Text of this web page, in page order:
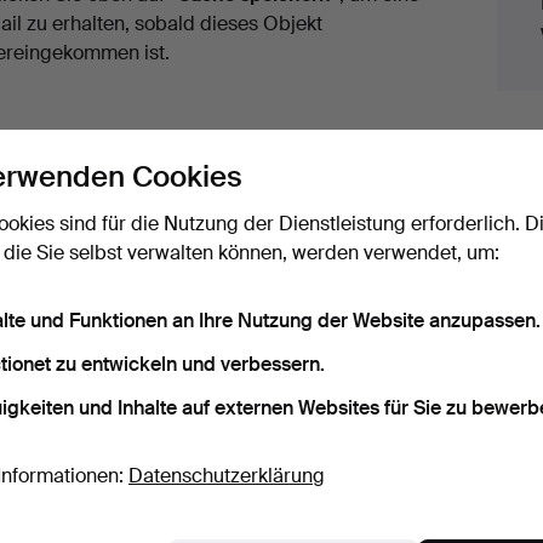
zu erhalten, sobald dieses Objekt
ist.
haben Transporte zur Festpreisen für alle Objekte.
die mit Ihrer Suche
Cookies
sind für die Nutzung der Dienstleistung erforderlich.
Sie selbst verwalten können, werden verwendet, um:
und Funktionen an Ihre Nutzung der Website anzupassen.
zu entwickeln und verbessern.
und Inhalte auf externen Websites für Sie zu
Datenschutzerklärung